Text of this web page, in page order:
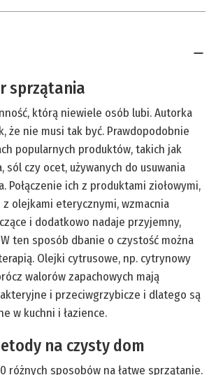
sprzątania
którą niewiele osób lubi. Autorka
że nie musi tak być. Prawdopodobnie
popularnych produktów, takich jak
sól czy ocet, używanych do usuwania
Połączenie ich z produktami ziołowymi,
z olejkami eterycznymi, wzmacnia
i dodatkowo nadaje przyjemny,
ten sposób dbanie o czystość można
Olejki cytrusowe, np. cytrynowy
walorów zapachowych mają
i przeciwgrzybicze i dlatego są
w kuchni i łazience.
na czysty dom
różnych sposobów na łatwe sprzątanie.